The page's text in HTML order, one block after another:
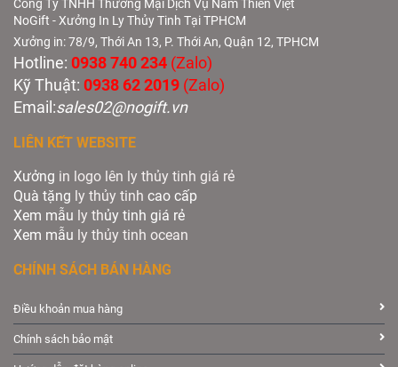
Công Ty TNHH Thương Mại Dịch Vụ Nam Thiên Việt
NoGift - Xưởng In Ly Thủy Tinh Tại TPHCM
Xưởng in: 78/9, Thới An 13, P. Thới An, Quận 12, TPHCM
Hotline: 0938 740 234 (Zalo)
Kỹ Thuật: 0938 62 2019 (Zalo)
Email:sales02@nogift.vn
LIÊN KẾT WEBSITE
Xưởng in logo lên ly thủy tinh giá rẻ
Quà tặng ly thủy tinh cao cấp
Xem mẫu ly thủy tinh giá rẻ
Xem mẫu ly thủy tinh ocean
CHÍNH SÁCH BÁN HÀNG
Điều khoản mua hàng
Chính sách bảo mật